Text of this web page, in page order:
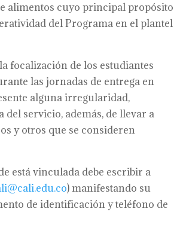
alimentos cuyo principal propósito
del Programa en el plantel
focalización de los estudiantes
las jornadas de entrega en
alguna irregularidad,
servicio, además, de llevar a
y otros que se consideren
está vinculada debe escribir a
) manifestando su
de identificación y teléfono de